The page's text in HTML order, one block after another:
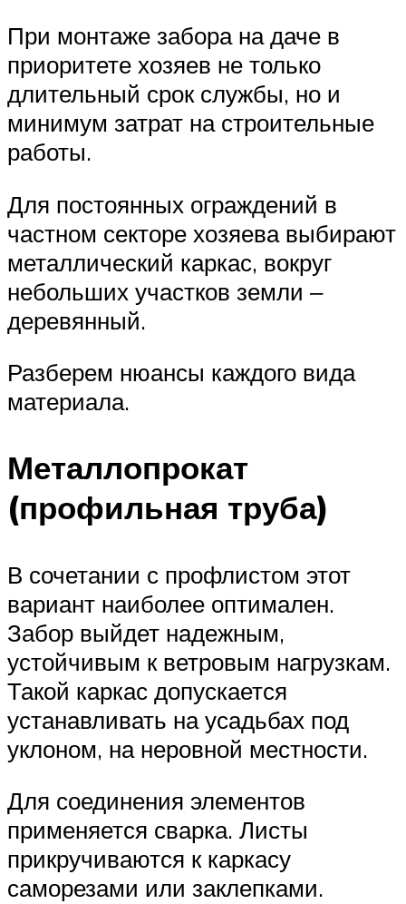
При монтаже забора на даче в
приоритете хозяев не только
длительный срок службы, но и
минимум затрат на строительные
работы.
Для постоянных ограждений в
частном секторе хозяева выбирают
металлический каркас, вокруг
небольших участков земли ‒
деревянный.
Разберем нюансы каждого вида
материала.
Металлопрокат
(профильная труба)
В сочетании с профлистом этот
вариант наиболее оптимален.
Забор выйдет надежным,
устойчивым к ветровым нагрузкам.
Такой каркас допускается
устанавливать на усадьбах под
уклоном, на неровной местности.
Для соединения элементов
применяется сварка. Листы
прикручиваются к каркасу
саморезами или заклепками.